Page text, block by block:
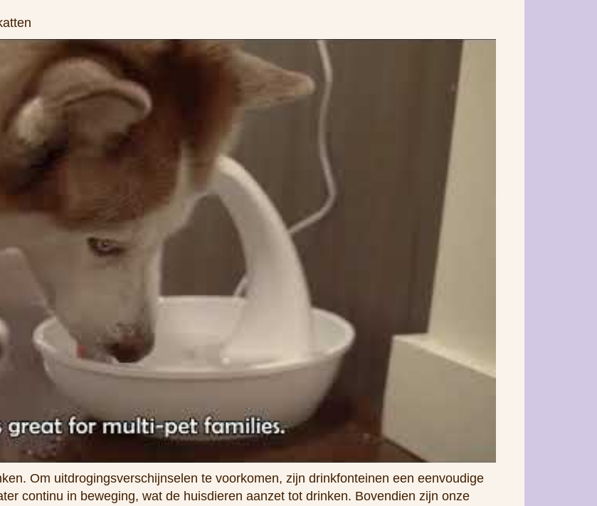
Om uitdrogingsverschijnselen te voorkomen, zijn drinkfonteinen een eenvoudige
continu in beweging, wat de huisdieren aanzet tot drinken. Bovendien zijn onze